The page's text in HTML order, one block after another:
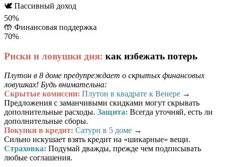
🕊️ Пассивный доход
50%
🤲 Финансовая поддержка
70%
Риски и ловушки дня: как избежать потерь
Плутон в 8 доме предупреждает о скрытых финансовых
ловушках! Будь внимательна:
Скрытые комиссии: Плутон в квадрате к Венере →
Предложения с заманчивыми скидками могут скрывать
дополнительные расходы. Защита: Всегда уточняй, есть ли
дополнительные сборы.
Покупки в кредит: Сатурн в 5 доме →
Сильно искушает взять кредит на «шикарные» вещи.
Страховка: Подумай дважды, прежде чем подписывать
любые соглашения.